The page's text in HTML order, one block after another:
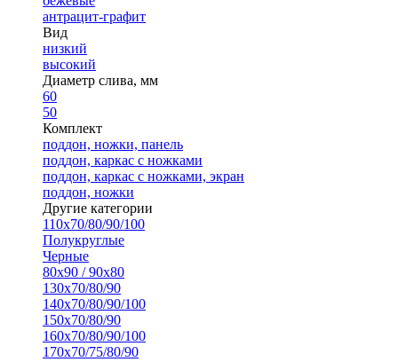
антрацит-графит
Вид
низкий
высокий
Диаметр слива, мм
60
50
Комплект
поддон, ножки, панель
поддон, каркас с ножками
поддон, каркас с ножками, экран
поддон, ножки
Другие категории
110х70/80/90/100
Полукруглые
Черные
80х90 / 90х80
130х70/80/90
140х70/80/90/100
150х70/80/90
160х70/80/90/100
170х70/75/80/90